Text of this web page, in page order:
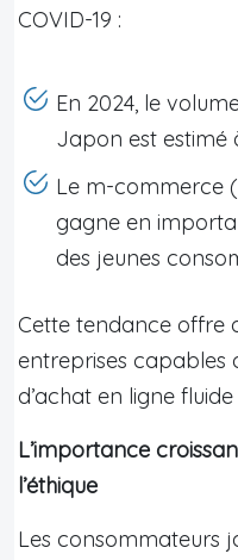
COVID-19 :
En 2024, le
Japon est estimé
Le m-commerce
gagne en
des jeunes
Cette tendance offre
entreprises capables
d’achat en ligne
L’importance
l’éthique
Les consommateurs